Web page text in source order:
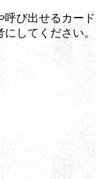
呼び出せるカード
してください。